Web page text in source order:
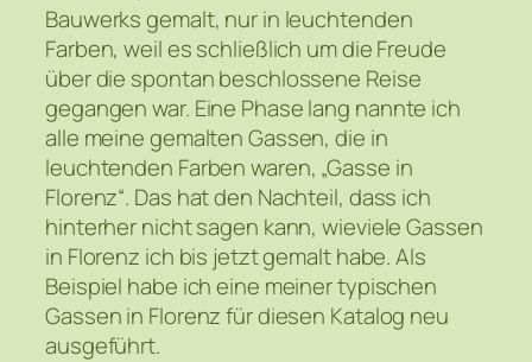
Bauwerks gemalt, nur in leuchtenden
Farben, weil es schließlich um die Freude
über die spontan beschlossene Reise
gegangen war. Eine Phase lang nannte ich
alle meine gemalten Gassen, die in
leuchtenden Farben waren, „Gasse in
Florenz“. Das hat den Nachteil, dass ich
hinterher nicht sagen kann, wieviele Gassen
in Florenz ich bis jetzt gemalt habe. Als
Beispiel habe ich eine meiner typischen
Gassen in Florenz für diesen Katalog neu
ausgeführt.